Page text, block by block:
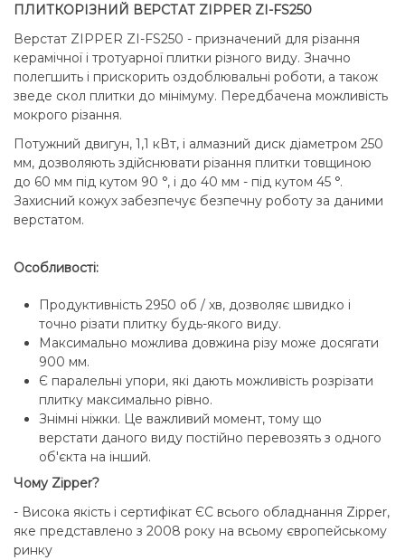
ПЛИТКОРІЗНИЙ ВЕРСТАТ ZIPPER ZI-FS250
Верстат ZIPPER ZI-FS250 - призначений для різання
керамічної і тротуарної плитки різного виду. Значно
полегшить і прискорить оздоблювальні роботи, а також
зведе скол плитки до мінімуму. Передбачена можливість
мокрого різання.
Потужний двигун, 1,1 кВт, і алмазний диск діаметром 250
мм, дозволяють здійснювати різання плитки товщиною
до 60 мм під кутом 90 °, і до 40 мм - під кутом 45 °.
Захисний кожух забезпечує безпечну роботу за даними
верстатом.
Особливості:
Продуктивність 2950 об / хв, дозволяє швидко і
точно різати плитку будь-якого виду.
Максимально можлива довжина різу може досягати
900 мм.
Є паралельні упори, які дають можливість розрізати
плитку максимально рівно.
Знімні ніжки. Це важливий момент, тому що
верстати даного виду постійно перевозять з одного
об'єкта на інший.
Чому Zipper?
- Висока якість і сертифікат ЄС всього обладнання Zipper,
яке представлено з 2008 року на всьому європейському
ринку